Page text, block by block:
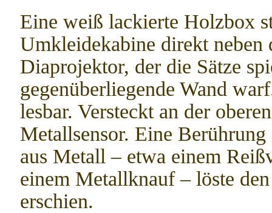
Eine weiß lackierte Holzbox
Umkleidekabine direkt neben
Diaprojektor, der die Sätze
gegenüberliegende Wand
lesbar. Versteckt an der
Metallsensor. Eine Berührung
aus Metall – etwa einem
einem Metallknauf – löste
erschien.